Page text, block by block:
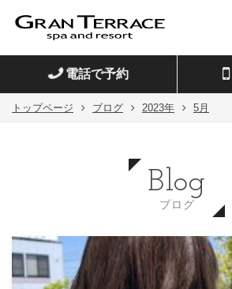
電話で予約
トップページ ブログ 2023年 5月
Blog
ブログ